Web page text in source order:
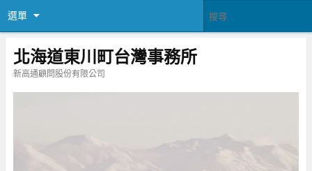
選單
北海道東川町台灣事務所
新高通顧問股份有限公司